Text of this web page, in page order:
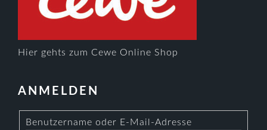
Hier gehts zum Cewe Online Shop
ANMELDEN
Benutzername oder E-Mail-Adresse